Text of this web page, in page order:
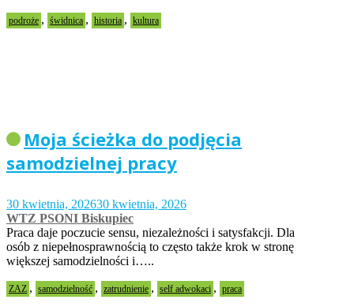
podroże , świdnica , historia , kultura
Moja ścieżka do podjęcia
samodzielnej pracy
30 kwietnia, 202630 kwietnia, 2026
WTZ PSONI Biskupiec
Praca daje poczucie sensu, niezależności i satysfakcji. Dla
osób z niepełnosprawnością to często także krok w stronę
większej samodzielności i…..
ZAZ , samodzielność , zatrudnienie , self adwokaci , praca